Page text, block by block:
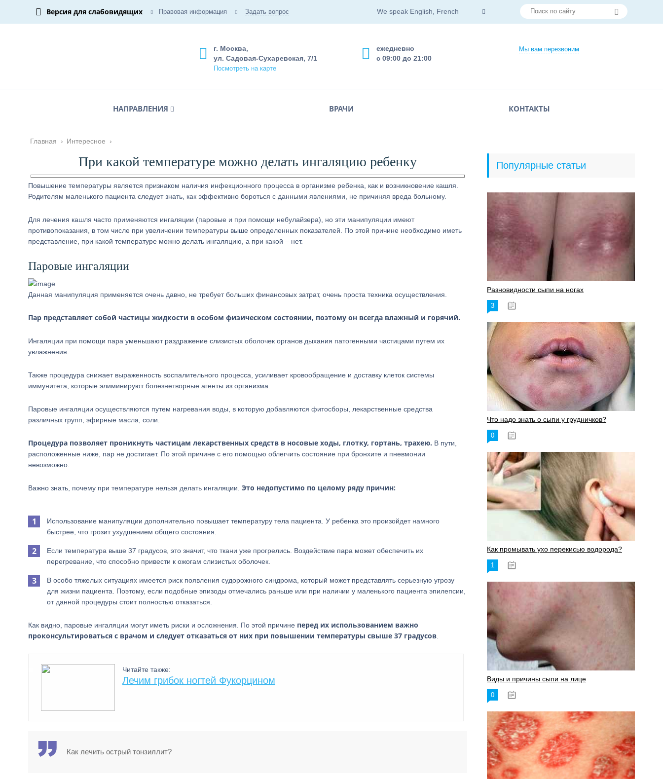
Версия для слабовидящих Правовая информация Задать вопрос We speak English, French
Мы вам перезвоним
ежедневно
с 09:00 до 21:00
г. Москва,
ул. Садовая-Сухаревская, 7/1
Посмотреть на карте
НАПРАВЛЕНИЯ ВРАЧИ КОНТАКТЫ
Главная › Интересное ›
При какой температуре можно делать ингаляцию ребенку
Повышение температуры является признаком наличия инфекционного процесса в организме ребенка, как и возникновение кашля.
Родителям маленького пациента следует знать, как эффективно бороться с данными явлениями, не причиняя вреда больному.
Для лечения кашля часто применяются ингаляции (паровые и при помощи небулайзера), но эти манипуляции имеют
противопоказания, в том числе при увеличении температуры выше определенных показателей. По этой причине необходимо иметь
представление, при какой температуре можно делать ингаляцию, а при какой – нет.
Паровые ингаляции
Данная манипуляция применяется очень давно, не требует больших финансовых затрат, очень проста техника осуществления.
Пар представляет собой частицы жидкости в особом физическом состоянии, поэтому он всегда влажный и горячий.
Ингаляции при помощи пара уменьшают раздражение слизистых оболочек органов дыхания патогенными частицами путем их
увлажнения.
Также процедура снижает выраженность воспалительного процесса, усиливает кровообращение и доставку клеток системы
иммунитета, которые элиминируют болезнетворные агенты из организма.
Паровые ингаляции осуществляются путем нагревания воды, в которую добавляются фитосборы, лекарственные средства
различных групп, эфирные масла, соли.
Процедура позволяет проникнуть частицам лекарственных средств в носовые ходы, глотку, гортань, трахею. В пути,
расположенные ниже, пар не достигает. По этой причине с его помощью облегчить состояние при бронхите и пневмонии
невозможно.
Важно знать, почему при температуре нельзя делать ингаляции. Это недопустимо по целому ряду причин:
Использование манипуляции дополнительно повышает температуру тела пациента. У ребенка это произойдет намного
быстрее, что грозит ухудшением общего состояния.
Если температура выше 37 градусов, это значит, что ткани уже прогрелись. Воздействие пара может обеспечить их
перегревание, что способно привести к ожогам слизистых оболочек.
В особо тяжелых ситуациях имеется риск появления судорожного синдрома, который может представлять серьезную угрозу
для жизни пациента. Поэтому, если подобные эпизоды отмечались раньше или при наличии у маленького пациента эпилепсии,
от данной процедуры стоит полностью отказаться.
Как видно, паровые ингаляции могут иметь риски и осложнения. По этой причине перед их использованием важно
проконсультироваться с врачом и следует отказаться от них при повышении температуры свыше 37 градусов
Читайте также:
Лечим грибок ногтей Фукорцином
Как лечить острый тонзиллит?
Популярные статьи
Разновидности сыпи на ногах
3
Что надо знать о сыпи у грудничков?
0
Как промывать ухо перекисью водорода?
1
Виды и причины сыпи на лице
0